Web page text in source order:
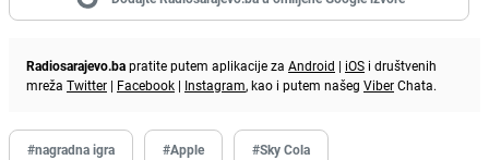
Radiosarajevo.bapratite putem aplikacije za Android | iOS i društvenih
mreža Twitter | Facebook | Instagram, kao i putem našeg ViberChata.
#nagradna igra #Apple #Sky Cola